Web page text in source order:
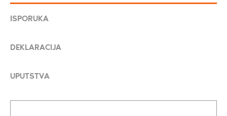
ISPORUKA
DEKLARACIJA
UPUTSTVA